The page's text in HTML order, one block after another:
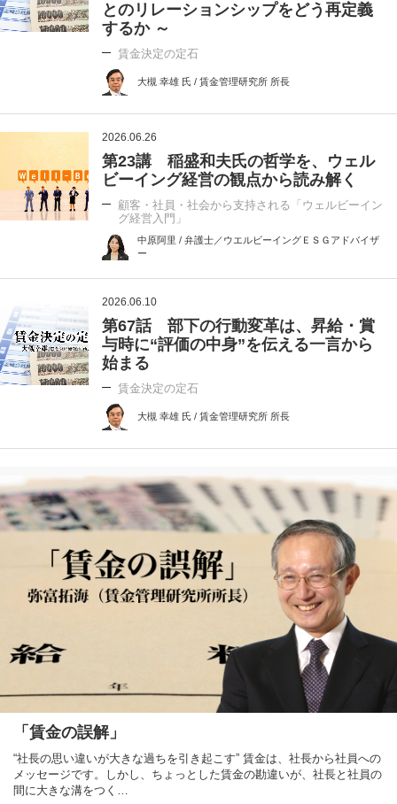
とのリレーションシップをどう再定義
するか ～
賃金決定の定石
大槻 幸雄 氏 / 賃金管理研究所 所長
2026.06.26
第23講 稲盛和夫氏の哲学を、ウェル
ビーイング経営の観点から読み解く
顧客・社員・社会から支持される「ウェルビーイン
グ経営入門」
中原阿里 / 弁護士／ウエルビーイングＥＳＧアドバイザ
ー
2026.06.10
第67話 部下の行動変革は、昇給・賞
与時に“評価の中身”を伝える一言から
始まる
賃金決定の定石
大槻 幸雄 氏 / 賃金管理研究所 所長
「賃金の誤解」
“社長の思い違いが大きな過ちを引き起こす” 賃金は、社長から社員への
メッセージです。しかし、ちょっとした賃金の勘違いが、社長と社員の
間に大きな溝をつく…